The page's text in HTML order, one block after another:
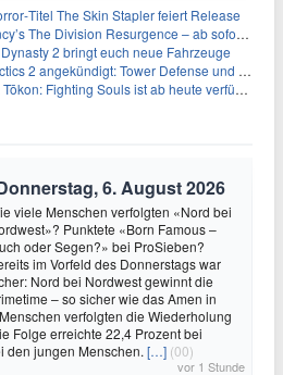
The Skin Stapler feiert Release
The Division Resurgence – ab sofort für euch verfügbar
Dynasty 2 bringt euch neue Fahrzeuge
Tower Defense und Deckbuilding Kombo kehrt zurück
Fighting Souls ist ab heute verfügbar
6. August 2026
viele Menschen verfolgten «Nord bei
Punktete «Born Famous –
oder Segen?» bei ProSieben?
im Vorfeld des Donnerstags war
Nord bei Nordwest gewinnt die
– so sicher wie das Amen in
verfolgten die Wiederholung
Folge erreichte 22,4 Prozent bei
den jungen Menschen. […] (00)
vor 1 Stunde